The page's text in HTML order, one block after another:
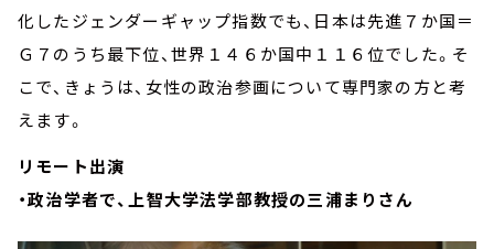
化したジェンダーギャップ指数でも、日本は先進７か国＝
Ｇ７のうち最下位、世界１４６か国中１１６位でした。そ
こで、きょうは、女性の政治参画について専門家の方と考
えます。
リモート出演
・政治学者で、上智大学法学部教授の三浦まりさん